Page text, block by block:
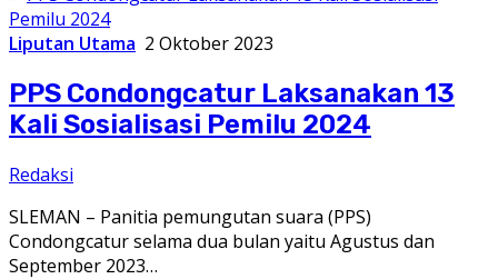
Liputan Utama 2 Oktober 2023
PPS Condongcatur Laksanakan 13
Kali Sosialisasi Pemilu 2024
Redaksi
SLEMAN – Panitia pemungutan suara (PPS)
Condongcatur selama dua bulan yaitu Agustus dan
September 2023…